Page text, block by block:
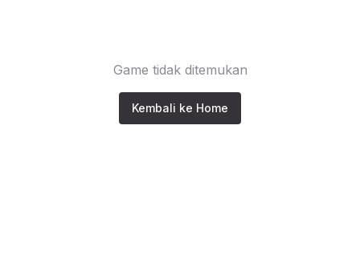
Game tidak ditemukan
Kembali ke Home